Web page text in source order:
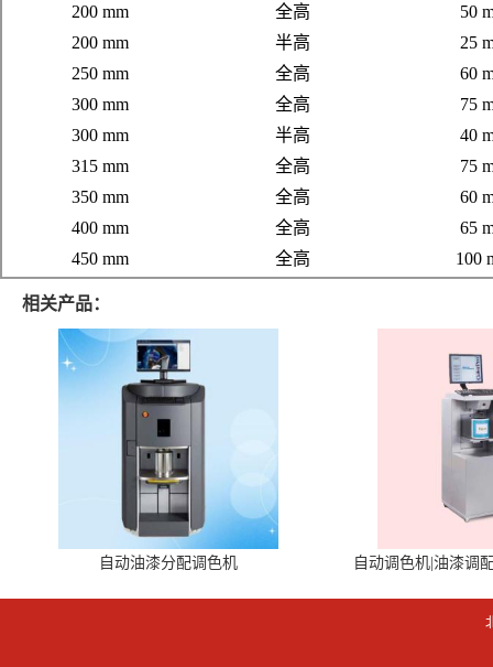
200 mm
200 mm
250 mm
300 mm
300 mm
315 mm
350 mm
400 mm
450 mm
全高
半高
全高
全高
半高
全高
全高
全高
全高
50
25
60
75
40
75
60
65
100
相关产品：
自动油漆分配调色机 自动调色机|油漆调